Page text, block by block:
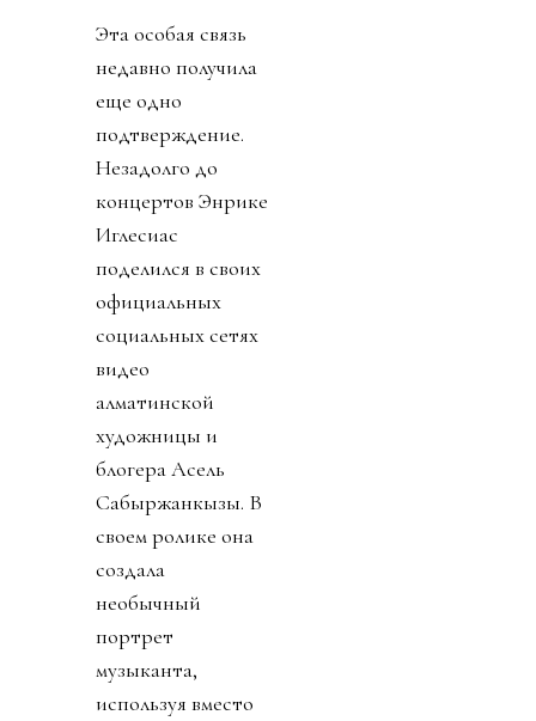
Эта особая связь
недавно получила
еще одно
подтверждение.
Незадолго до
концертов Энрике
Иглесиас
поделился в своих
официальных
социальных сетях
видео
алматинской
художницы и
блогера Асель
Сабыржанкызы. В
своем ролике она
создала
необычный
портрет
музыканта,
используя вместо